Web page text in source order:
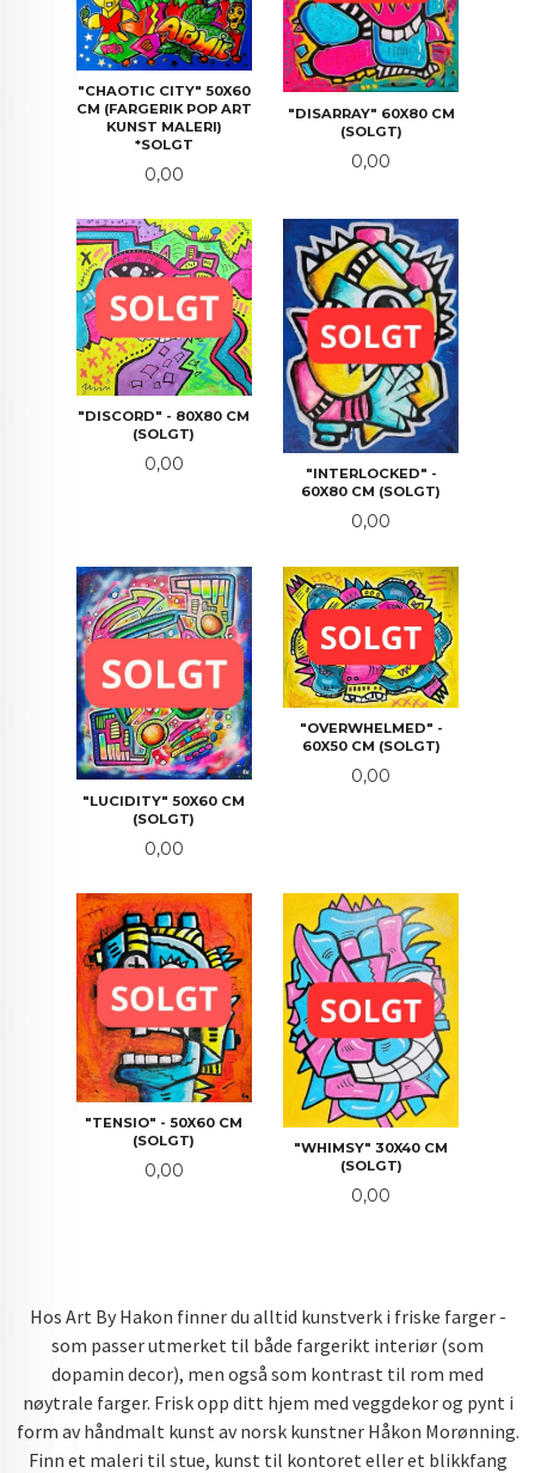
"CHAOTIC CITY" 50X60
CM (FARGERIK POP ART
KUNST MALERI)
*SOLGT
Pris
0,00
"DISARRAY" 60X80 CM
(SOLGT)
Pris
0,00
"DISCORD" - 80X80 CM
(SOLGT)
Pris
0,00
"INTERLOCKED" -
60X80 CM (SOLGT)
Pris
0,00
"LUCIDITY" 50X60 CM
(SOLGT)
Pris
0,00
"OVERWHELMED" -
60X50 CM (SOLGT)
Pris
0,00
"TENSIO" - 50X60 CM
(SOLGT)
Pris
0,00
"WHIMSY" 30X40 CM
(SOLGT)
Pris
0,00
Hos Art By Hakon finner du alltid kunstverk i friske farger -
som passer utmerket til både fargerikt interiør (som
dopamin decor), men også som kontrast til rom med
nøytrale farger. Frisk opp ditt hjem med veggdekor og pynt i
form av håndmalt kunst av norsk kunstner Håkon Morønning.
Finn et maleri til stue, kunst til kontoret eller et blikkfang